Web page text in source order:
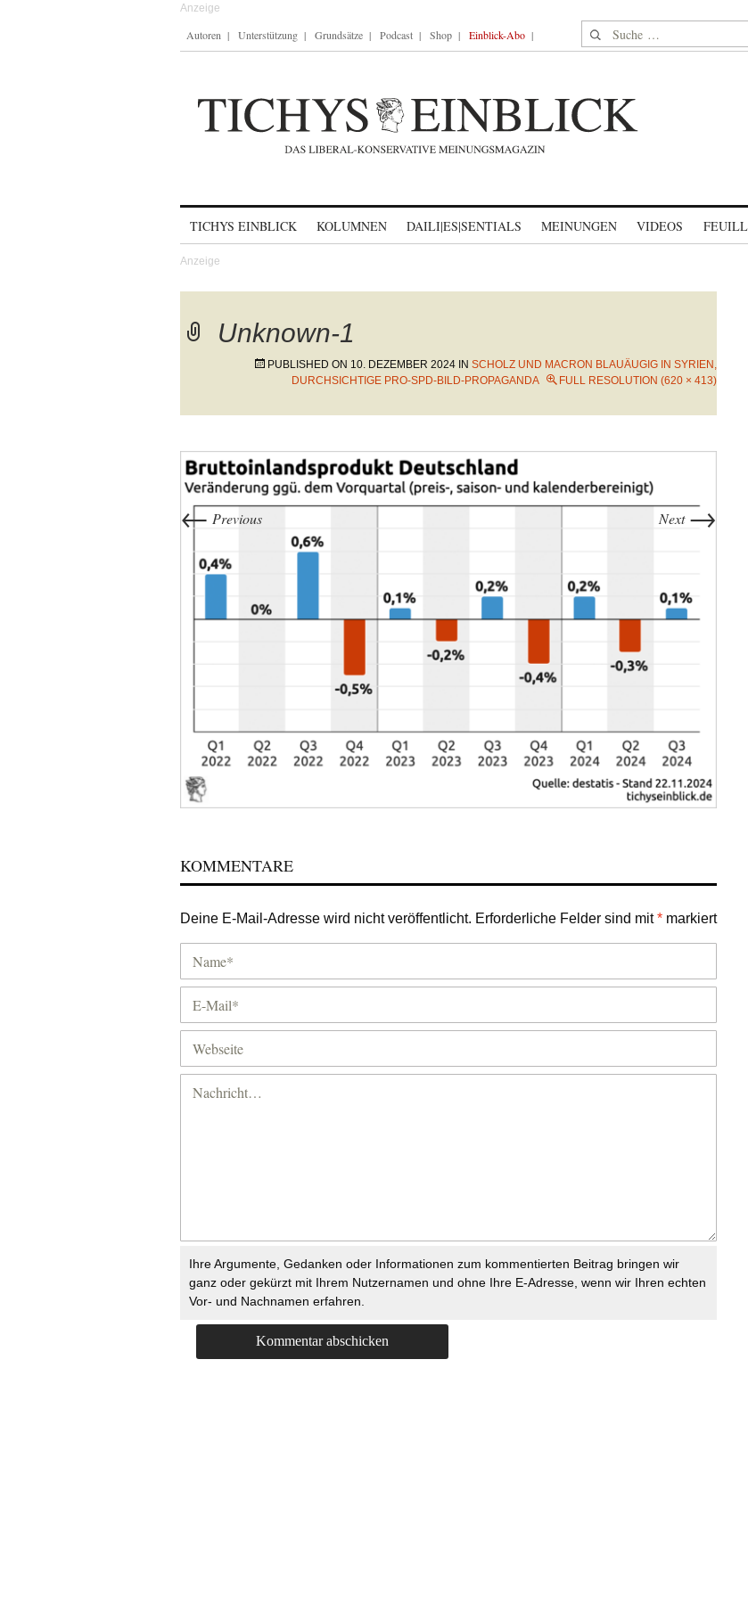
Autoren Unterstützung Grundsätze Podcast Shop Einblick-Abo Suche nach:
TICHYS EINBLICK KOLUMNEN DAILI|ES|SENTIALS MEINUNGEN VIDEOS
Unknown-1
PUBLISHED ON 10. DEZEMBER 2024 IN SCHOLZ UND MACRON BLAUÄUGIG IN SYRIEN,
DURCHSICHTIGE PRO-SPD-BILD-PROPAGANDA
FULL RESOLUTION (620 × 413)
← Previous Next→
KOMMENTARE
Deine E-Mail-Adresse wird nicht veröffentlicht. Erforderliche Felder sind mit* markiert
Ihre Argumente, Gedanken oder Informationen zum kommentierten Beitrag bringen wir
ganz oder gekürzt mit Ihrem Nutzernamen und ohne Ihre E-Adresse, wenn wir Ihren echten
Vor- und Nachnamen erfahren.